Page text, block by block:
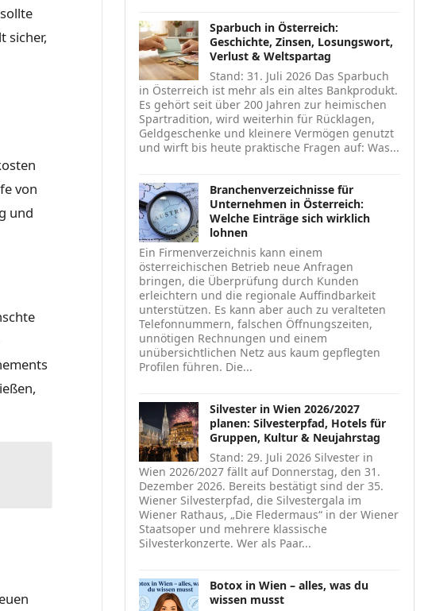
sicher,
von
und
Sparbuch in Österreich:
Geschichte, Zinsen, Losungswort,
Verlust & Weltspartag
Stand: 31. Juli 2026 Das Sparbuch
in Österreich ist mehr als ein altes Bankprodukt.
Es gehört seit über 200 Jahren zur heimischen
Spartradition, wird weiterhin für Rücklagen,
Geldgeschenke und kleinere Vermögen genutzt
und wirft bis heute praktische Fragen auf: Was...
Branchenverzeichnisse für
Unternehmen in Österreich:
Welche Einträge sich wirklich
lohnen
Ein Firmenverzeichnis kann einem
österreichischen Betrieb neue Anfragen
bringen, die Überprüfung durch Kunden
erleichtern und die regionale Auffindbarkeit
unterstützen. Es kann aber auch zu veralteten
Telefonnummern, falschen Öffnungszeiten,
unnötigen Rechnungen und einem
unübersichtlichen Netz aus kaum gepflegten
Profilen führen. Die...
Silvester in Wien 2026/2027
planen: Silvesterpfad, Hotels für
Gruppen, Kultur & Neujahrstag
Stand: 29. Juli 2026 Silvester in
Wien 2026/2027 fällt auf Donnerstag, den 31.
Dezember 2026. Bereits bestätigt sind der 35.
Wiener Silvesterpfad, die Silvestergala im
Wiener Rathaus, „Die Fledermaus“ in der Wiener
Staatsoper und mehrere klassische
Silvesterkonzerte. Wer als Paar...
Botox in Wien – alles, was du
wissen musst